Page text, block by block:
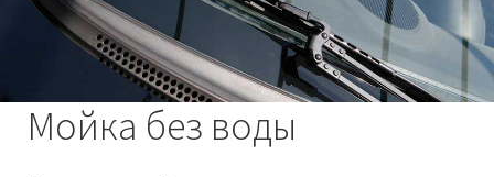
Мойка без воды